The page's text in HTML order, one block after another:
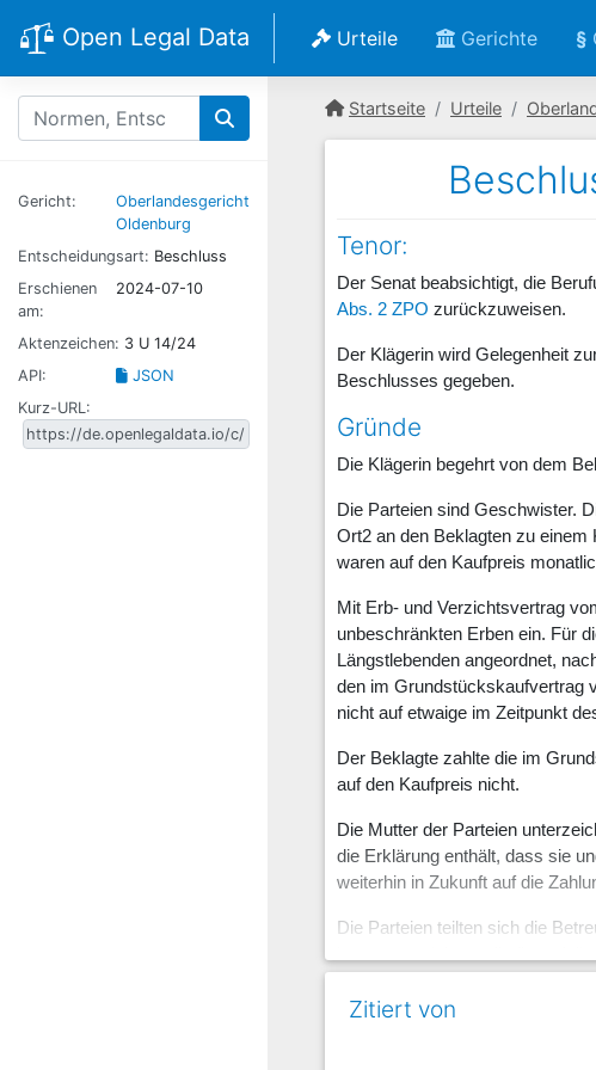
Open Legal Data Urteile Gerichte §
Gericht:
Oberlandesgericht
Oldenburg
Entscheidungsart: Beschluss
Erschienen
am:
2024-07-10
Aktenzeichen: 3 U 14/24
API:
JSON
Kurz-URL:
Startseite Urteile
Tenor:
Der Senat beabsichtigt, die
Abs. 2 ZPO zurückzuweisen.
Der Klägerin wird Gelegenheit
Beschlusses gegeben.
Gründe
Die Klägerin begehrt von dem
Die Parteien sind Geschwister.
Ort2 an den Beklagten zu
waren auf den Kaufpreis
Mit Erb- und Verzichtsvertrag
unbeschränkten Erben ein. Für
Längstlebenden angeordnet,
den im Grundstückskaufvertrag
nicht auf etwaige im Zeitpunkt
Der Beklagte zahlte die im
auf den Kaufpreis nicht.
Die Mutter der Parteien
die Erklärung enthält, dass sie
weiterhin in Zukunft auf die
Die Parteien teilten sich die
Zitiert von